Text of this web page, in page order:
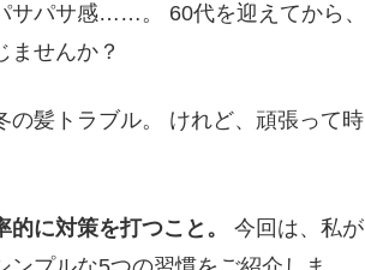
サパサ感……。 60代を迎えてから、
ませんか？
髪トラブル。 けれど、頑張って時
に対策を打つこと。
今回は、私が